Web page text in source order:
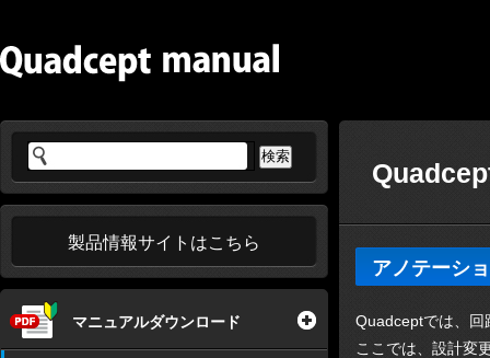
製品情報サイトはこちら
マニュアルダウンロード
アノテーシ
Quadceptでは、回
ここでは、設計変